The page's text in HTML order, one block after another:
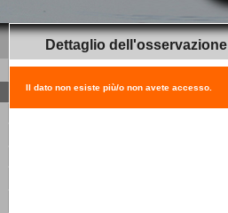
Dettaglio dell'osservazione
Il dato non esiste più/o non avete accesso.